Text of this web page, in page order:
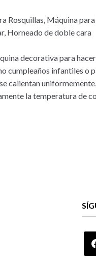
Rosquillas, Máquina
Horneado de doble cara
decorativa para
cumpleaños infantiles o
calientan
la temperatura de